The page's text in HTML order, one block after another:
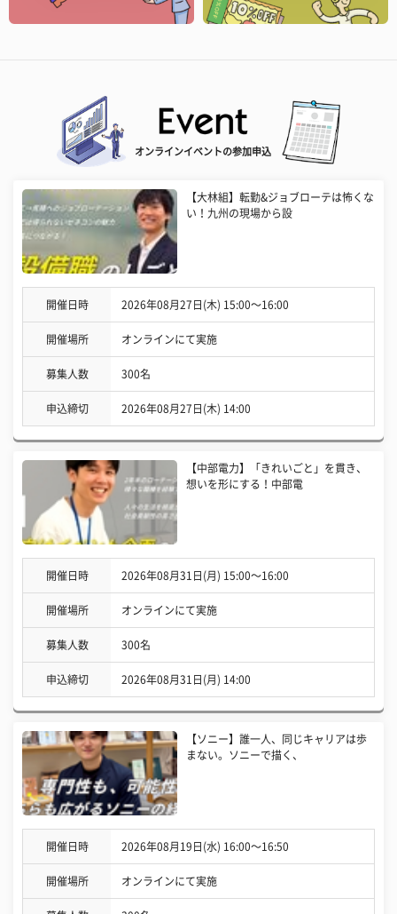
オンラインイベントの参加申込
【大林組】転勤&ジョブローテは怖くな
い！九州の現場から設
開催日時 2026年08月27日(木) 15:00〜16:00
開催場所 オンラインにて実施
募集人数 300名
申込締切 2026年08月27日(木) 14:00
【中部電力】「きれいごと」を貫き、
想いを形にする！中部電
開催日時 2026年08月31日(月) 15:00〜16:00
開催場所 オンラインにて実施
募集人数 300名
申込締切 2026年08月31日(月) 14:00
【ソニー】誰一人、同じキャリアは歩
まない。ソニーで描く、
開催日時 2026年08月19日(水) 16:00〜16:50
開催場所 オンラインにて実施